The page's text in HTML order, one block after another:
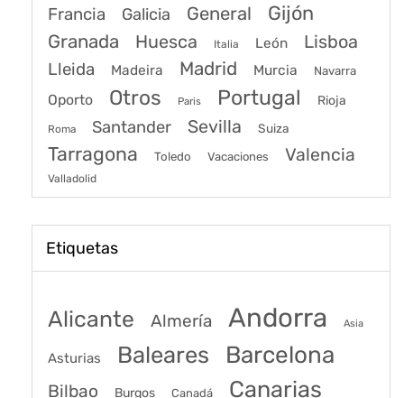
Francia Galicia General Gijón
Granada Huesca Italia León Lisboa
Lleida Madeira Madrid Murcia Navarra
Oporto Otros Paris Portugal Rioja
Roma Santander Sevilla Suiza
Tarragona Toledo Vacaciones Valencia
Valladolid
Etiquetas
Alicante Almería Andorra Asia
Asturias Baleares Barcelona
Bilbao Burgos Canadá Canarias